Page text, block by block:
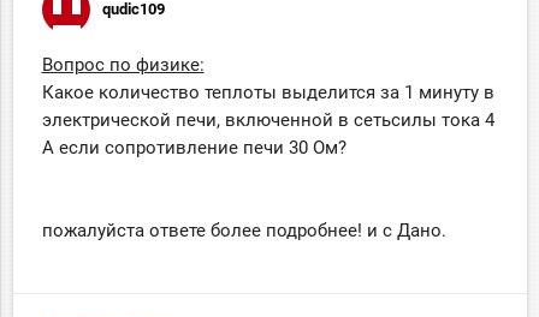
qudic109
Вопрос по физике:
Какое количество теплоты выделится за 1 минуту в
электрической печи, включенной в сетьсилы тока 4
А если сопротивление печи 30 Ом?
пожалуйста ответе более подробнее! и с Дано.